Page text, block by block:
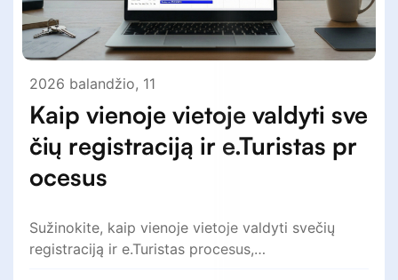
2026 balandžio, 11
Kaip vienoje vietoje valdyti sve
čių registraciją ir e.Turistas pr
ocesus
Sužinokite, kaip vienoje vietoje valdyti svečių
registraciją ir e.Turistas procesus,…